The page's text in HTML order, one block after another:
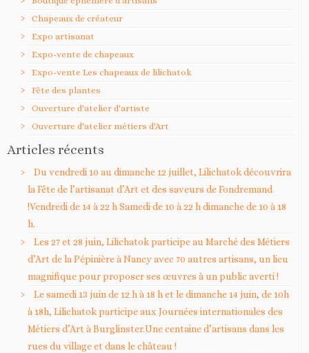
Chapeaux de créateur
Expo artisanat
Expo-vente de chapeaux
Expo-vente Les chapeaux de lilichatok
Fête des plantes
Ouverture d'atelier d'artiste
Ouverture d'atelier métiers d'Art
Articles récents
Du vendredi 10 au dimanche 12 juillet, Lilichatok découvrira
la Fête de l’artisanat d’Art et des saveurs de Fondremand
!Vendredi de 14 à 22 h Samedi de 10 à 22 h dimanche de 10 à 18
h.
Les 27 et 28 juin, Lilichatok participe au Marché des Métiers
d’Art de la Pépinière à Nancy avec 70 autres artisans, un lieu
magnifique pour proposer ses œuvres à un public averti !
Le samedi 13 juin de 12 h à 18 h et le dimanche 14 juin, de 10h
à 18h, Lilichatok participe aux Journées internationales des
Métiers d’Art à Burglinster.Une centaine d’artisans dans les
rues du village et dans le château !